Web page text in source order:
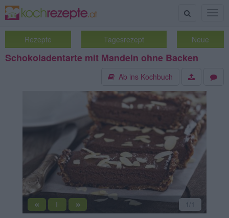
Suche
Rezepte Tagesrezept Neue
Schokoladentarte mit Mandeln ohne Backen
Ab ins Kochbuch
« || » 1 /1